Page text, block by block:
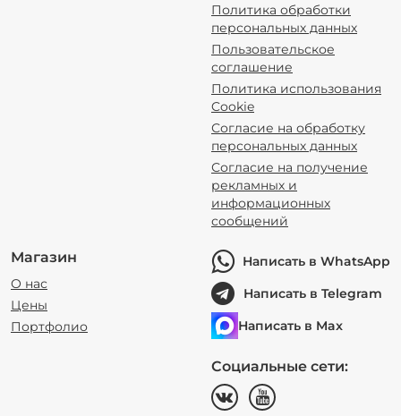
Политика обработки
персональных данных
Пользовательское
соглашение
Политика использования
Cookie
Согласие на обработку
персональных данных
Согласие на получение
рекламных и
информационных
сообщений
Магазин
О нас
Цены
Портфолио
Написать в WhatsApp
Написать в Telegram
Написать в Max
Социальные сети: